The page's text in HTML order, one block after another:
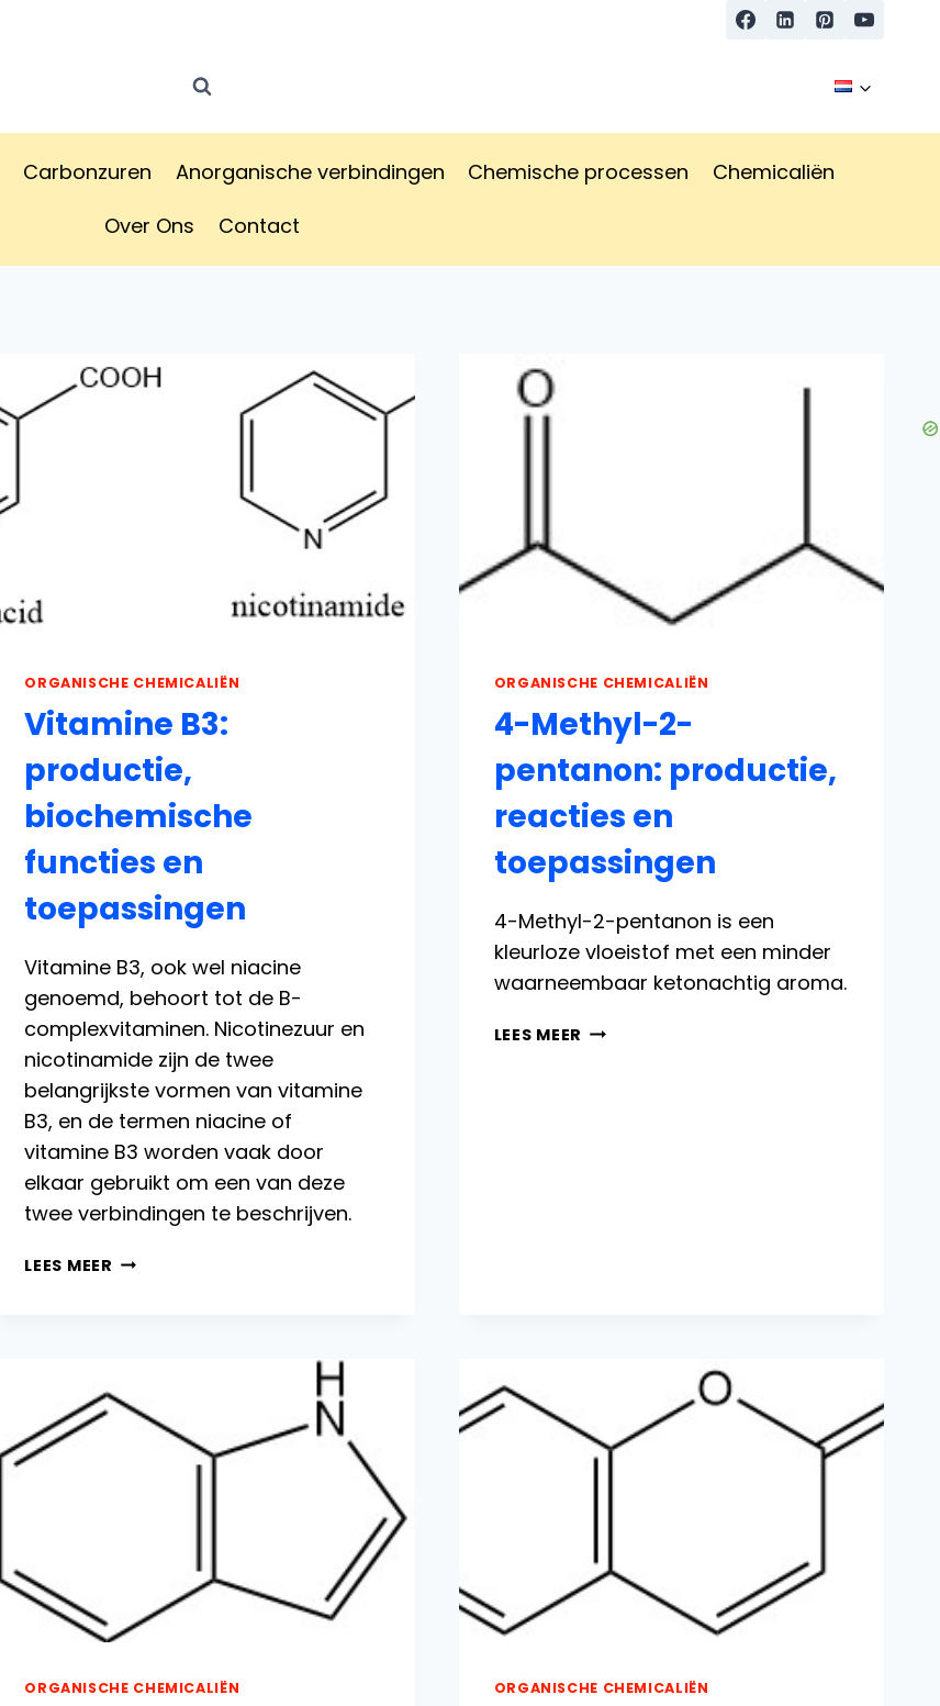
Carbonzuren Anorganische verbindingen Chemische processen
Chemicaliën
Over Ons
Contact
ORGANISCHE CHEMICALIËN
Vitamine B3:
productie,
biochemische
functies en
toepassingen
Vitamine B3, ook wel niacine
genoemd, behoort tot de B-
complexvitaminen. Nicotinezuur en
nicotinamide zijn de twee
belangrijkste vormen van vitamine
B3, en de termen niacine of
vitamine B3 worden vaak door
elkaar gebruikt om een ​​van deze
twee verbindingen te beschrijven.
LEES MEER VITAMINE
TOEPASSINGEN
ORGANISCHE CHEMICALIËN
4-Methyl-2-
pentanon: productie,
reacties en
toepassingen
4-Methyl-2-pentanon is een
kleurloze vloeistof met een minder
waarneembaar ketonachtig aroma.
LEES MEER 4-
ORGANISCHE CHEMICALIËN ORGANISCHE CHEMICALIËN